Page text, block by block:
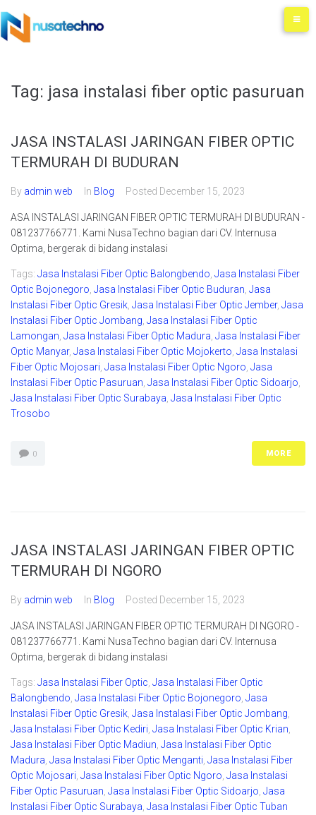
Tag: jasa instalasi fiber optic pasuruan
JASA INSTALASI JARINGAN FIBER OPTIC
TERMURAH DI BUDURAN
By admin web In Blog Posted December 15, 2023
ASA INSTALASI JARINGAN FIBER OPTIC TERMURAH DI BUDURAN -
081237766771. Kami NusaTechno bagian dari CV. Internusa
Optima, bergerak di bidang instalasi
Tags: Jasa Instalasi Fiber Optic Balongbendo Jasa Instalasi Fiber
Optic Bojonegoro Jasa Instalasi Fiber Optic Buduran Jasa
Instalasi Fiber Optic Gresik Jasa Instalasi Fiber Optic Jember, Jasa
Instalasi Fiber Optic Jombang Jasa Instalasi Fiber Optic
Lamongan Jasa Instalasi Fiber Optic Madura Jasa Instalasi Fiber
Optic Manyar, Jasa Instalasi Fiber Optic Mojokerto Jasa Instalasi
Fiber Optic Mojosari Jasa Instalasi Fiber Optic Ngoro Jasa
Instalasi Fiber Optic Pasuruan Jasa Instalasi Fiber Optic Sidoarjo
Jasa Instalasi Fiber Optic Surabaya Jasa Instalasi Fiber Optic
Trosobo
0 MORE
JASA INSTALASI JARINGAN FIBER OPTIC
TERMURAH DI NGORO
By admin web In Blog Posted December 15, 2023
JASA INSTALASI JARINGAN FIBER OPTIC TERMURAH DI NGORO -
081237766771. Kami NusaTechno bagian dari CV. Internusa
Optima, bergerak di bidang instalasi
Tags: Jasa Instalasi Fiber Optic Jasa Instalasi Fiber Optic
Balongbendo Jasa Instalasi Fiber Optic Bojonegoro Jasa
Instalasi Fiber Optic Gresik Jasa Instalasi Fiber Optic Jombang
Jasa Instalasi Fiber Optic Kediri Jasa Instalasi Fiber Optic Krian
Jasa Instalasi Fiber Optic Madiun Jasa Instalasi Fiber Optic
Madura Jasa Instalasi Fiber Optic Menganti Jasa Instalasi Fiber
Optic Mojosari Jasa Instalasi Fiber Optic Ngoro Jasa Instalasi
Fiber Optic Pasuruan Jasa Instalasi Fiber Optic Sidoarjo Jasa
Instalasi Fiber Optic Surabaya Jasa Instalasi Fiber Optic Tuban